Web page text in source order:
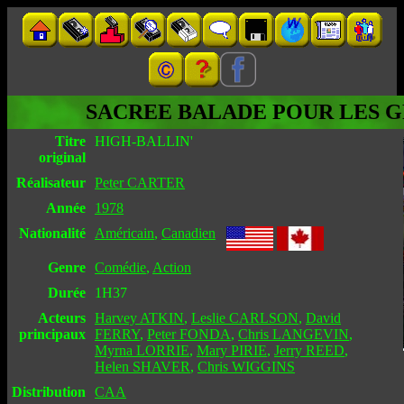
SACREE BALADE POUR LES
Titre
original
HIGH-BALLIN'
Réalisateur Peter CARTER
Année
1978
Nationalité
Américain, Canadien
Genre Comédie, Action
Durée
1H37
Acteurs
principaux
Harvey ATKIN, Leslie CARLSON, David
FERRY, Peter FONDA, Chris LANGEVIN,
Myrna LORRIE, Mary PIRIE, Jerry REED,
Helen SHAVER, Chris WIGGINS
Distribution
CAA